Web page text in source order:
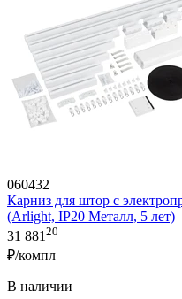
060432
Карниз для штор с
(Arlight, IP20 Металл, 5 лет)
31 88120
₽/компл
В наличии